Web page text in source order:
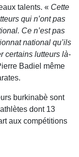
talents. « Cette
qui n’ont pas
Ce n’est pas
national qu’ils
certains lutteurs là-
Badiel même
burkinabè sont
dont 13
aux compétitions